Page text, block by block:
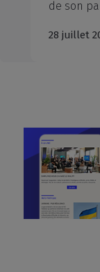
28 juillet